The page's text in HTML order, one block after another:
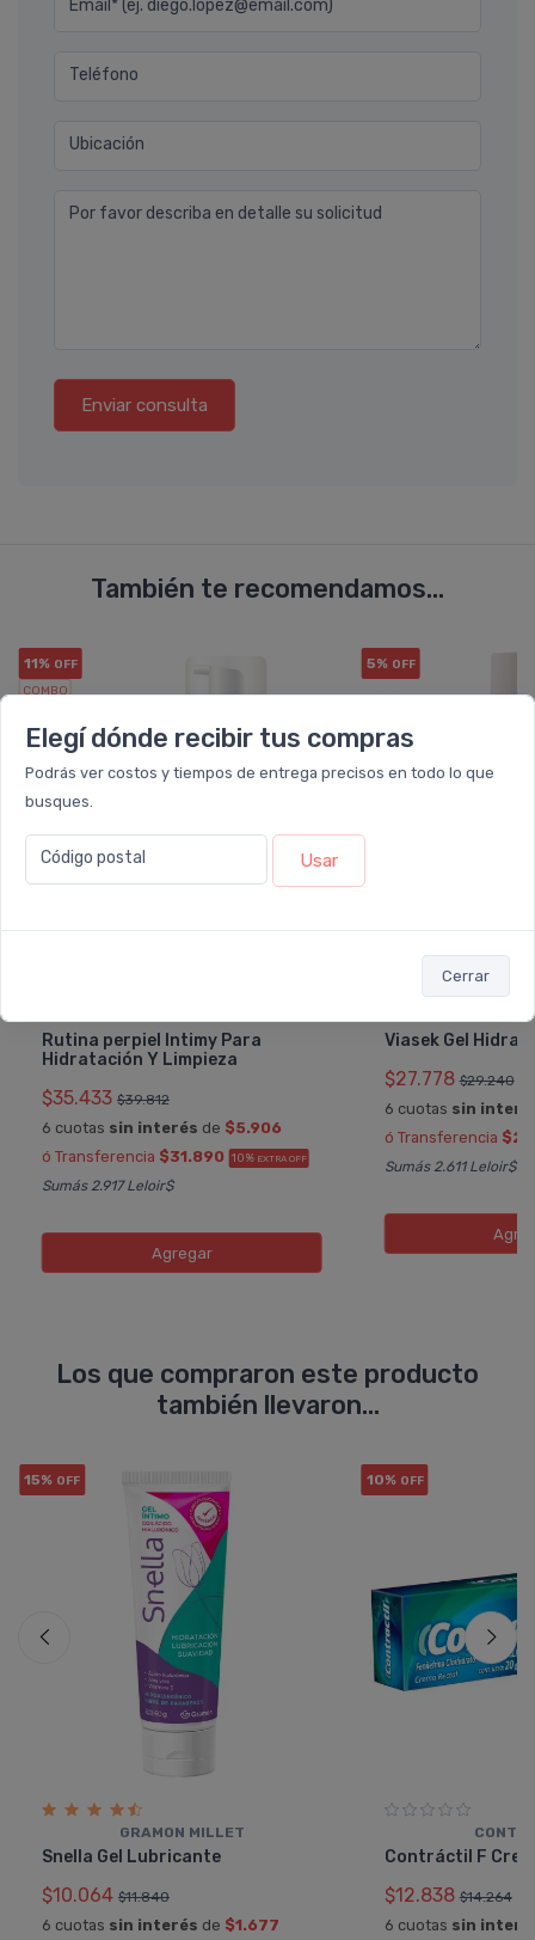
Elegí dónde recibir tus compras
Podrás ver costos y tiempos de entrega precisos en todo lo que
busques.
Código postal Usar
Cerrar
Email* (ej. diego.lopez@email.com)
Teléfono
Ubicación
Por favor describa en detalle su solicitud
Enviar consulta
También te recomendamos...
11% OFF
COMBO
Rutina perpiel Intimy Para
Hidratación Y Limpieza
$35.433 $39.812
6 cuotas sin interés de $5.906
ó Transferencia $31.890 10% EXTRA OFF
Sumás 2.917 Leloir$
Agregar
5% OFF
Viasek Gel
$27.778 $29.240
6 cuotas sin
ó Transferencia
Sumás 2.611 Leloir$
Los que compraron este producto
también llevaron...
15% OFF
GRAMON MILLET
Snella Gel Lubricante
$10.064 $11.840
6 cuotas sin interés de $1.677
10% OFF
Contráctil F
$12.838 $14.264
6 cuotas sin